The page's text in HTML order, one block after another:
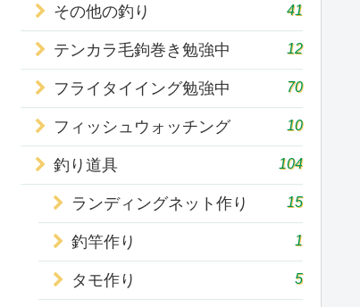
その他の釣り 41
テンカラ毛鉤巻き勉強中 12
フライタイイング勉強中 70
フィッシュウォッチング 10
釣り道具 104
ランディングネット作り 15
釣竿作り 1
タモ作り 5